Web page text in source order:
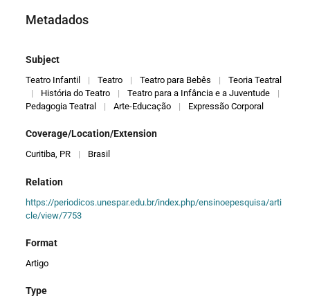
Metadados
Subject
Teatro Infantil | Teatro | Teatro para Bebês |
Teoria Teatral
|
História do Teatro | Teatro para a Infância e a Juventude
|
Pedagogia Teatral
| Arte-Educação | Expressão Corporal
Coverage/Location/Extension
Curitiba, PR | Brasil
Relation
https://periodicos.unespar.edu.br/index.php/ensinoepesquisa/arti
cle/view/7753
Format
Artigo
Type